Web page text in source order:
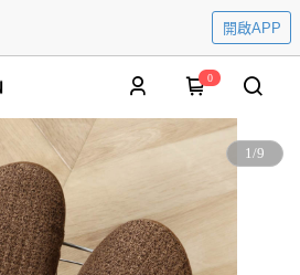
開啟APP
0
1/9